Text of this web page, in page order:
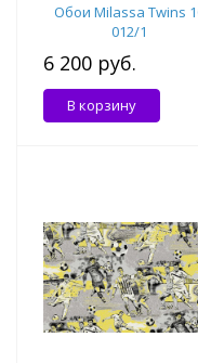
Обои Milassa Twins
012/1
6 200 руб.
В корзину